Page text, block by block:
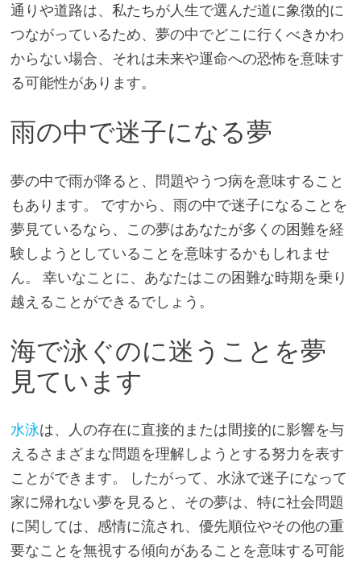
通りや道路は、私たちが人生で選んだ道に象徴的に
つながっているため、夢の中でどこに行くべきかわ
からない場合、それは未来や運命への恐怖を意味す
る可能性があります。
雨の中で迷子になる夢
夢の中で雨が降ると、問題やうつ病を意味すること
もあります。 ですから、雨の中で迷子になることを
夢見ているなら、この夢はあなたが多くの困難を経
験しようとしていることを意味するかもしれませ
ん。 幸いなことに、あなたはこの困難な時期を乗り
越えることができるでしょう。
海で泳ぐのに迷うことを夢
見ています
水泳は、人の存在に直接的または間接的に影響を与
えるさまざまな問題を理解しようとする努力を表す
ことができます。 したがって、水泳で迷子になって
家に帰れない夢を見ると、その夢は、特に社会問題
に関しては、感情に流され、優先順位やその他の重
要なことを無視する傾向があることを意味する可能